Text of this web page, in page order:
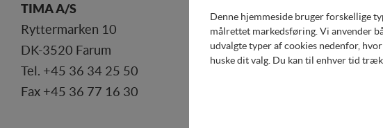
TIMA A/S
Ryttermarken 10
DK-3520 Farum
Tel. +45 36 34 25 50
Fax +45 36 77 16 30
Mandag -
Fredag
Denne hjemmeside bruger forskellige
målrettet markedsføring. Vi anvender
udvalgte typer af cookies nedenfor,
huske dit valg. Du kan til enhver tid